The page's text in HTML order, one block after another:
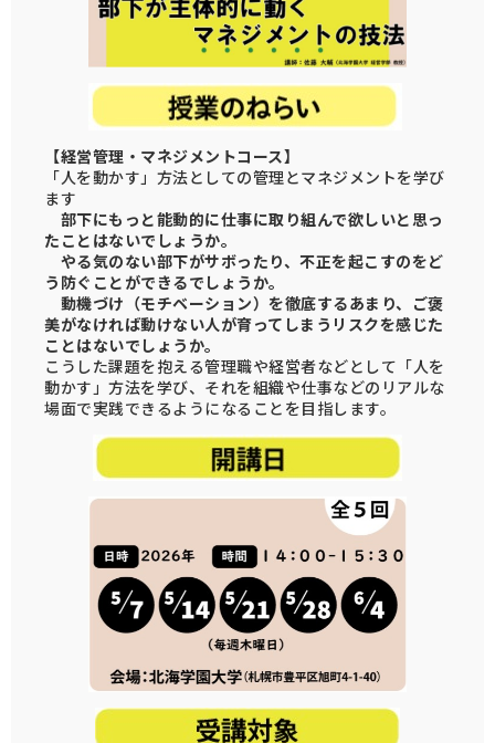
【経営管理・マネジメントコース】
「人を動かす」方法としての管理とマネジメントを学び
ます
部下にもっと能動的に仕事に取り組んで欲しいと思っ
たことはないでしょうか。
やる気のない部下がサボったり、不正を起こすのをど
う防ぐことができるでしょうか。
動機づけ（モチベーション）を徹底するあまり、ご褒
美がなければ動けない人が育ってしまうリスクを感じた
ことはないでしょうか。
こうした課題を抱える管理職や経営者などとして「人を
動かす」方法を学び、それを組織や仕事などのリアルな
場面で実践できるようになることを目指します。